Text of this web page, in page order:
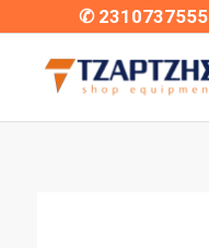
✆ 2310737555